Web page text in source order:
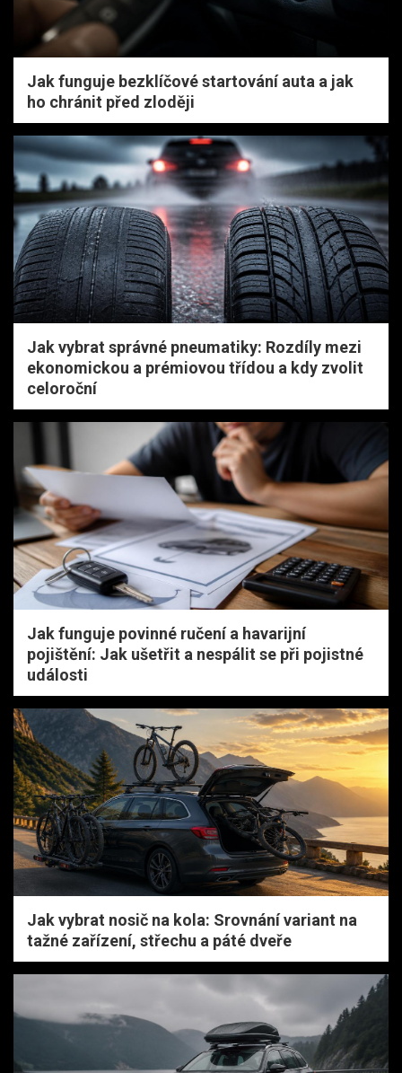
Jak funguje bezklíčové startování auta a jak
ho chránit před zloději
Jak vybrat správné pneumatiky: Rozdíly mezi
ekonomickou a prémiovou třídou a kdy zvolit
celoroční
Jak funguje povinné ručení a havarijní
pojištění: Jak ušetřit a nespálit se při pojistné
události
Jak vybrat nosič na kola: Srovnání variant na
tažné zařízení, střechu a páté dveře